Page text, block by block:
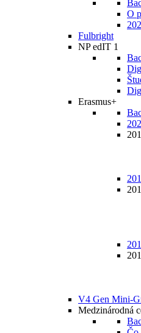
O
Fulbright
NP edIT 1
Erasmus+
V4 Gen Mini-
Medzinárodná